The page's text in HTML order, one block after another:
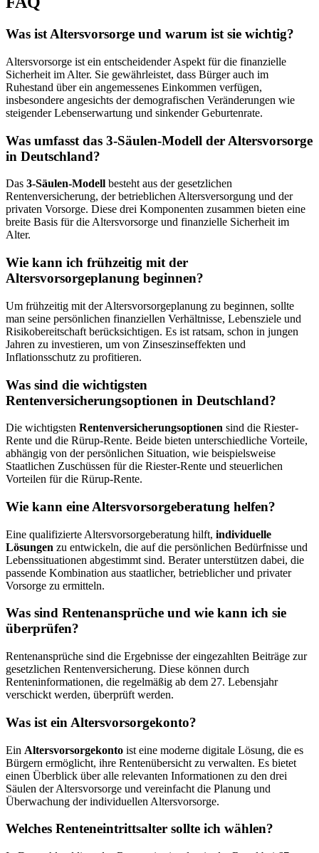
Was ist Altersvorsorge und warum ist sie wichtig?
Altersvorsorge ist ein entscheidender Aspekt für die finanzielle
Sicherheit im Alter. Sie gewährleistet, dass Bürger auch im
Ruhestand über ein angemessenes Einkommen verfügen,
insbesondere angesichts der demografischen Veränderungen wie
steigender Lebenserwartung und sinkender Geburtenrate.
Was umfasst das 3-Säulen-Modell der Altersvorsorge
in Deutschland?
Das 3-Säulen-Modell besteht aus der gesetzlichen
Rentenversicherung, der betrieblichen Altersversorgung und der
privaten Vorsorge. Diese drei Komponenten zusammen bieten eine
breite Basis für die Altersvorsorge und finanzielle Sicherheit im
Alter.
Wie kann ich frühzeitig mit der
Altersvorsorgeplanung beginnen?
Um frühzeitig mit der Altersvorsorgeplanung zu beginnen, sollte
man seine persönlichen finanziellen Verhältnisse, Lebensziele und
Risikobereitschaft berücksichtigen. Es ist ratsam, schon in jungen
Jahren zu investieren, um von Zinseszinseffekten und
Inflationsschutz zu profitieren.
Was sind die wichtigsten
Rentenversicherungsoptionen in Deutschland?
Die wichtigsten Rentenversicherungsoptionen sind die Riester-
Rente und die Rürup-Rente. Beide bieten unterschiedliche Vorteile,
abhängig von der persönlichen Situation, wie beispielsweise
Staatlichen Zuschüssen für die Riester-Rente und steuerlichen
Vorteilen für die Rürup-Rente.
Wie kann eine Altersvorsorgeberatung helfen?
Eine qualifizierte Altersvorsorgeberatung hilft, individuelle
Lösungen zu entwickeln, die auf die persönlichen Bedürfnisse und
Lebenssituationen abgestimmt sind. Berater unterstützen dabei, die
passende Kombination aus staatlicher, betrieblicher und privater
Vorsorge zu ermitteln.
Was sind Rentenansprüche und wie kann ich sie
überprüfen?
Rentenansprüche sind die Ergebnisse der eingezahlten Beiträge zur
gesetzlichen Rentenversicherung. Diese können durch
Renteninformationen, die regelmäßig ab dem 27. Lebensjahr
verschickt werden, überprüft werden.
Was ist ein Altersvorsorgekonto?
Ein Altersvorsorgekonto ist eine moderne digitale Lösung, die es
Bürgern ermöglicht, ihre Rentenübersicht zu verwalten. Es bietet
einen Überblick über alle relevanten Informationen zu den drei
Säulen der Altersvorsorge und vereinfacht die Planung und
Überwachung der individuellen Altersvorsorge.
Welches Renteneintrittsalter sollte ich wählen?